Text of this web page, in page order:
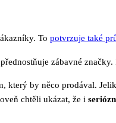
To potvrzuje také
zábavné
který by něco prodával.
chtěli ukázat, že i